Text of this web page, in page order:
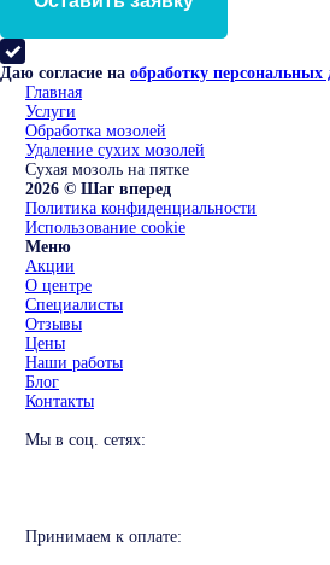
Даю согласие на обработку
Главная
Услуги
Обработка мозолей
Удаление сухих мозолей
Сухая мозоль на пятке
2026 © Шаг вперед
Политика конфиденциальности
Использование cookie
Меню
Акции
О центре
Специалисты
Отзывы
Цены
Наши работы
Блог
Контакты
Мы в соц. сетях:
Принимаем к оплате: